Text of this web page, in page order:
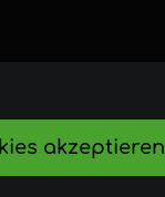
akzeptieren